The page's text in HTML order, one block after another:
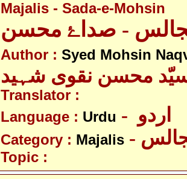
Majalis - Sada-e-Mohsin
Author : Syed Mohsin
محسن نقوی شہید
Translator :
Language : Urdu
Category : Majalis
Topic :